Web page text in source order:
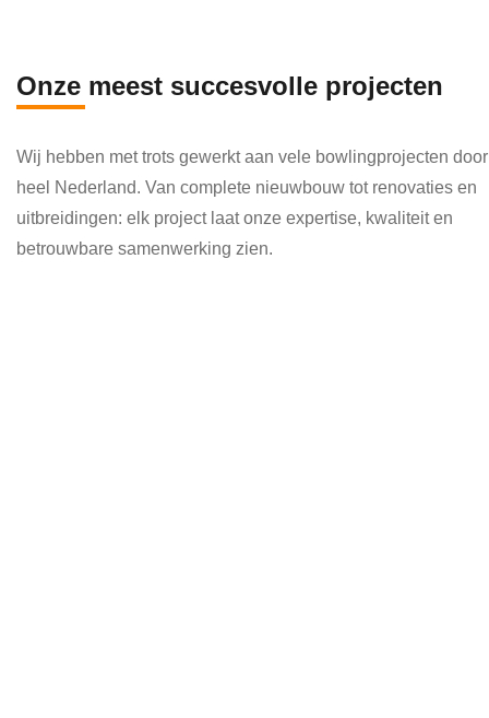
kund
Onze meest succesvolle projecten
Wij hebben met trots gewerkt aan vele bowlingprojecten door
heel Nederland. Van complete nieuwbouw tot renovaties en
uitbreidingen: elk project laat onze expertise, kwaliteit en
betrouwbare samenwerking zien.